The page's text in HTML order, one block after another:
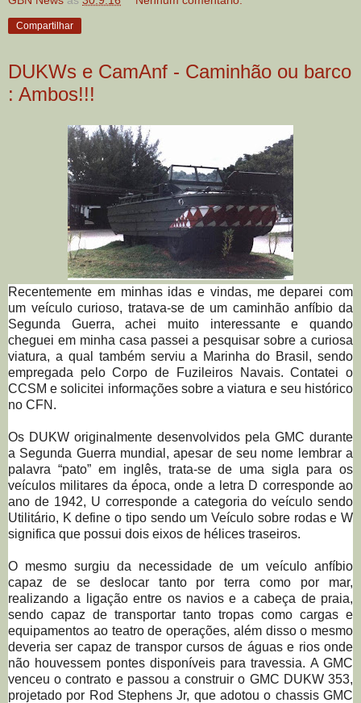
Compartilhar
DUKWs e CamAnf - Caminhão ou barco
: Ambos!!!
Recentemente em minhas idas e vindas, me deparei com
um veículo curioso, tratava-se de um caminhão anfíbio da
Segunda Guerra, achei muito interessante e quando
cheguei em minha casa passei a pesquisar sobre a curiosa
viatura, a qual também serviu a Marinha do Brasil, sendo
empregada pelo Corpo de Fuzileiros Navais. Contatei o
CCSM e solicitei informações sobre a viatura e seu histórico
no CFN.
Os DUKW originalmente desenvolvidos pela GMC durante
a Segunda Guerra mundial, apesar de seu nome lembrar a
palavra “pato” em inglês, trata-se de uma sigla para os
veículos militares da época, onde a letra D corresponde ao
ano de 1942, U corresponde a categoria do veículo sendo
Utilitário, K define o tipo sendo um Veículo sobre rodas e W
significa que possui dois eixos de hélices traseiros.
O mesmo surgiu da necessidade de um veículo anfíbio
capaz de se deslocar tanto por terra como por mar,
realizando a ligação entre os navios e a cabeça de praia,
sendo capaz de transportar tanto tropas como cargas e
equipamentos ao teatro de operações, além disso o mesmo
deveria ser capaz de transpor cursos de águas e rios onde
não houvessem pontes disponíveis para travessia. A GMC
venceu o contrato e passou a construir o GMC DUKW 353,
projetado por Rod Stephens Jr, que adotou o chassis GMC